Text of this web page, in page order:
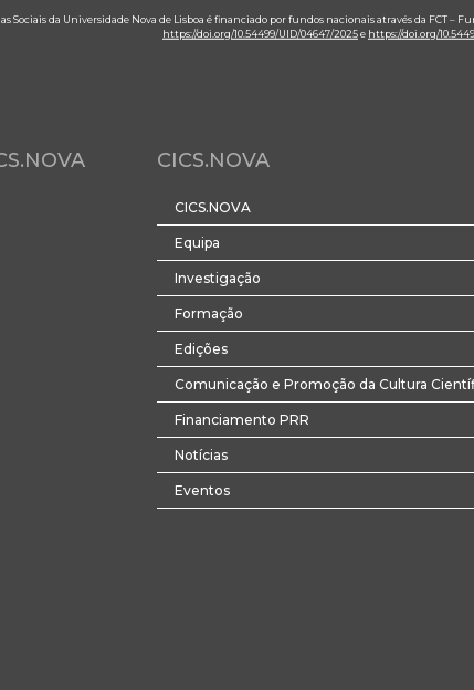
Sociais da Universidade Nova de Lisboa é financiado por fundos nacionais através da FCT –
https://doi.org/10.54499/UID/04647/2025e https://doi.org/
CICS.NOVA
CICS.NOVA
Equipa
Investigação
Formação
Edições
Comunicação e Promoção da Cultura
Financiamento PRR
Notícias
Eventos